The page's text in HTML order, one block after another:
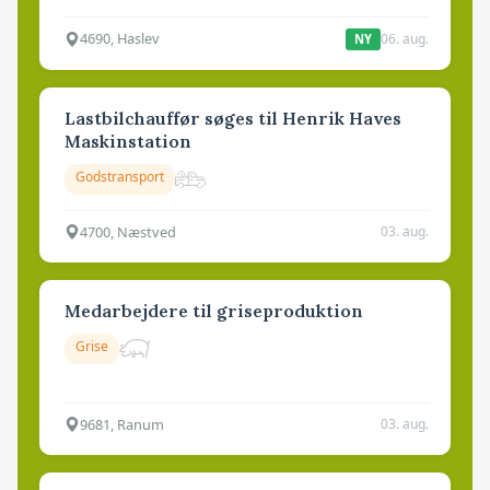
4690, Haslev NY 06. aug.
Lastbilchauffør søges til Henrik Haves
Maskinstation
Godstransport
4700, Næstved 03. aug.
Medarbejdere til griseproduktion
Grise
9681, Ranum 03. aug.